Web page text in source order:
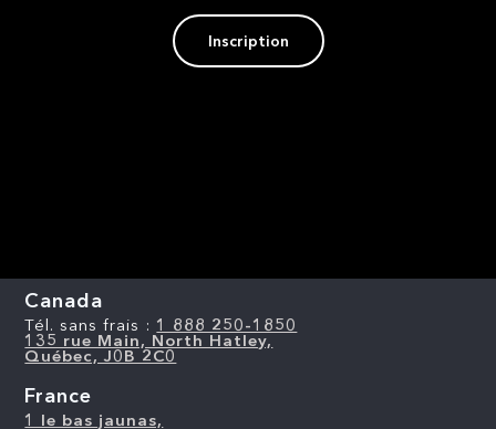
Inscription
Canada
Tél. sans frais : 1 888 250-1850
135 rue Main, North Hatley,
Québec, J0B 2C0
France
1 le bas jaunas,